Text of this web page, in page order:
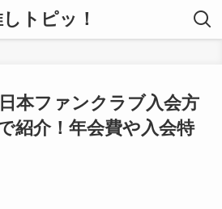
トピッ！
本ファンクラブ入会方
紹介！年会費や入会特